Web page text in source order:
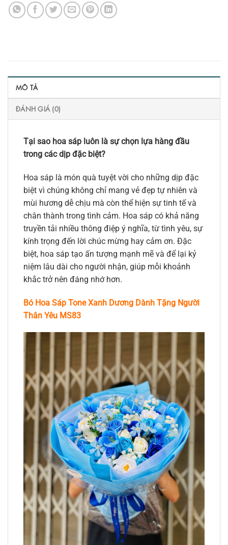
MÔ TẢ
ĐÁNH GIÁ (0)
Tại sao hoa sáp luôn là sự chọn lựa hàng đầu
trong các dịp đặc biệt?
Hoa sáp là món quà tuyệt vời cho những dịp đặc
biệt vì chúng không chỉ mang vẻ đẹp tự nhiên và
mùi hương dễ chịu mà còn thể hiện sự tinh tế và
chân thành trong tình cảm. Hoa sáp có khả năng
truyền tải nhiều thông điệp ý nghĩa, từ tình yêu, sự
kính trọng đến lời chúc mừng hay cảm ơn. Đặc
biệt, hoa sáp tạo ấn tượng mạnh mẽ và để lại kỷ
niệm lâu dài cho người nhận, giúp mỗi khoảnh
khắc trở nên đáng nhớ hơn.
Bó Hoa Sáp Tone Xanh Dương Dành Tặng Người
Thân Yêu MS83